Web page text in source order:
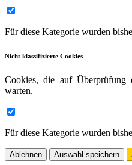
Für diese Kategorie wurden
Nicht klassifizierte Cookies
Cookies, die auf Überprüfung
warten.
Für diese Kategorie wurden
Ablehnen Auswahl speichern